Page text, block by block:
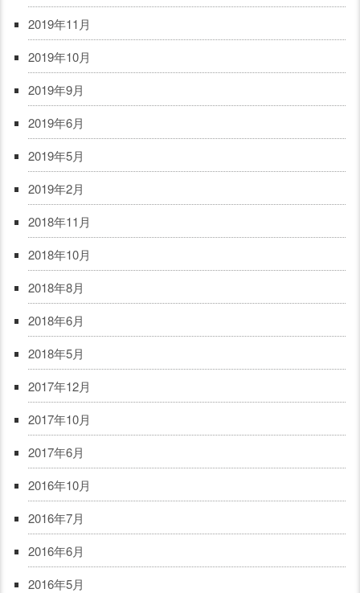
2019年11月
2019年10月
2019年9月
2019年6月
2019年5月
2019年2月
2018年11月
2018年10月
2018年8月
2018年6月
2018年5月
2017年12月
2017年10月
2017年6月
2016年10月
2016年7月
2016年6月
2016年5月